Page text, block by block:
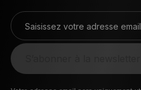
Saisissez votre adresse email